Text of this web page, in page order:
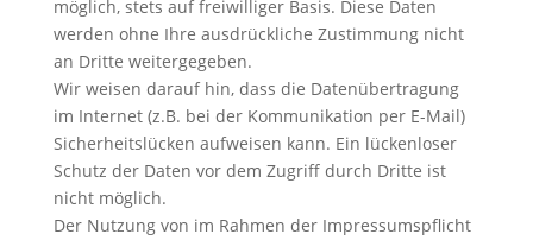
möglich, stets auf freiwilliger Basis. Diese Daten
werden ohne Ihre ausdrückliche Zustimmung nicht
an Dritte weitergegeben.
Wir weisen darauf hin, dass die Datenübertragung
im Internet (z.B. bei der Kommunikation per E-Mail)
Sicherheitslücken aufweisen kann. Ein lückenloser
Schutz der Daten vor dem Zugriff durch Dritte ist
nicht möglich.
Der Nutzung von im Rahmen der Impressumspflicht